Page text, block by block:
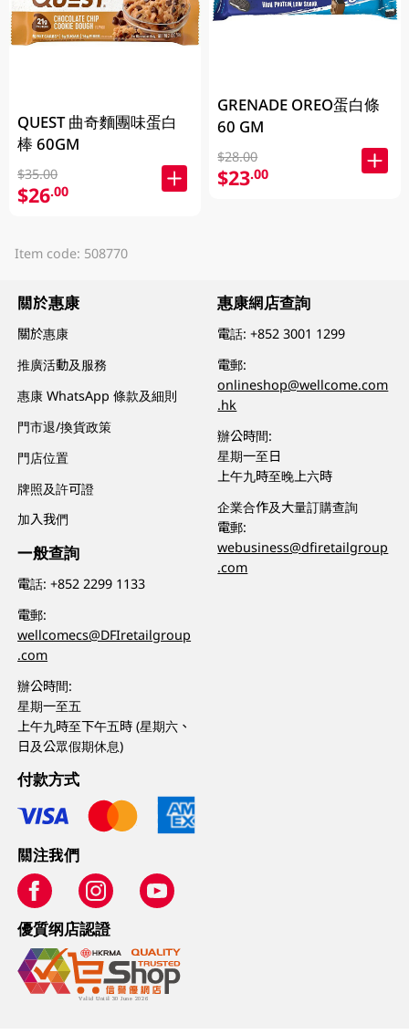
QUEST 曲奇麵團味蛋白
棒 60GM
$35.00
$26.00
GRENADE OREO蛋白條
60 GM
$28.00
$23.00
Item code: 508770
關於惠康
關於惠康
推廣活動及服務
惠康 WhatsApp 條款及細則
門市退/換貨政策
門店位置
牌照及許可證
加入我們
一般查詢
電話:+852 2299 1133
電郵:
wellcomecs@DFIretailgroup
.com
辦公時間:
星期一至五
上午九時至下午五時 (星期六、
日及公眾假期休息)
惠康網店查詢
電話:+852 3001 1299
電郵:
onlineshop@wellcome.com
.hk
辦公時間:
星期一至日
上午九時至晚上六時
企業合作及大量訂購查詢
電郵:
webusiness@dfiretailgroup
.com
付款方式
關注我們
優質纲店認證